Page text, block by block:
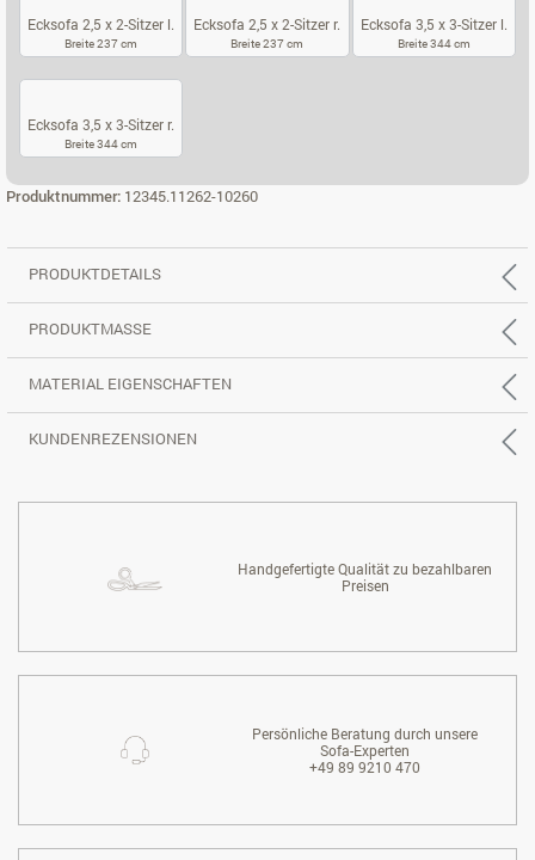
Ecksofa 2,5 x 2-Sitzer l.
Breite 237 cm
Ecksofa 2,5 x 2-Sitzer r.
Breite 237 cm
Ecksofa 3,5 x 3-Sitzer l.
Breite 344 cm
Ecksofa 3,5 x 3-Sitzer r.
Breite 344 cm
Produktnummer: 12345.11262-10260
PRODUKTDETAILS
PRODUKTMASSE
MATERIAL EIGENSCHAFTEN
KUNDENREZENSIONEN
Handgefertigte Qualität zu bezahlbaren
Preisen
Persönliche Beratung durch unsere
Sofa-Experten
+49 89 9210 470